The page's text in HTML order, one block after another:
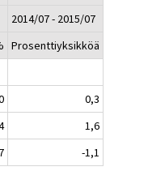
2014/07 - 2015/07
Prosenttiyksikköä
0,3
1,6
-1,1